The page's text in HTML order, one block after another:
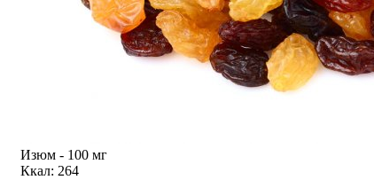
Изюм - 100 мг
Ккал: 264